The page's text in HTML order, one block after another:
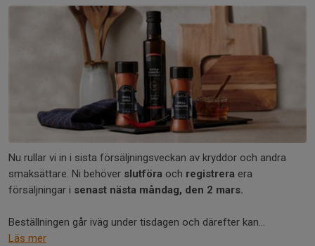
Nu rullar vi in i sista försäljningsveckan av kryddor och andra
smaksättare. Ni behöver slutföra och registrera era
försäljningar i senast nästa måndag, den 2 mars.
Beställningen går iväg under tisdagen och därefter kan...
Läs mer